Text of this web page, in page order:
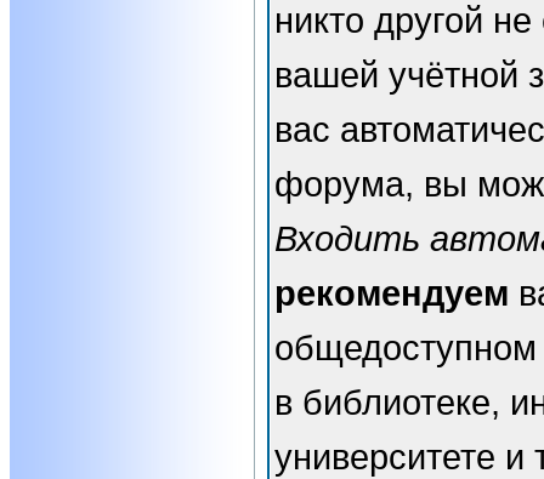
никто другой
вашей учётной
вас
форума, вы
Входить
рекомендуем
в библиотеке,
университете и